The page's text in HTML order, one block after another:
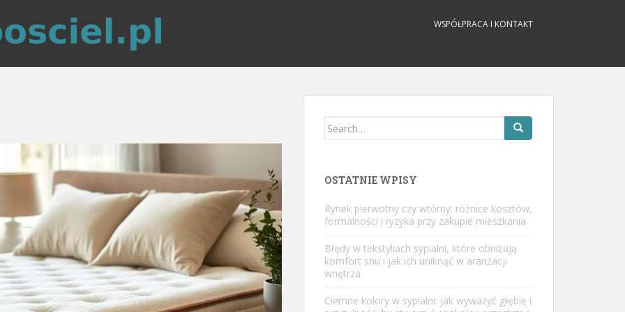
WSPÓŁPRACA I KONTAKT
Search
OSTATNIE WPISY
Rynek pierwotny czy wtórny: różnice kosztów,
formalności i ryzyka przy zakupie mieszkania
Błędy w tekstyliach sypialni, które obniżają
komfort snu i jak ich uniknąć w aranżacji
wnętrza
Ciemne kolory w sypialni: jak wyważyć głębię i